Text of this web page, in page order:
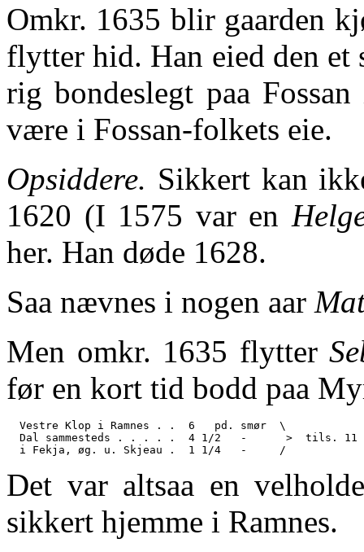
Omkr. 1635 blir gaarden
flytter hid. Han eied den et
rig bondeslegt paa
være i Fossan-folkets eie.
Opsiddere. Sikkert kan
1620 (I 1575 var en
her. Han døde 1628.
Saa nævnes i nogen aar
Men omkr. 1635 flytter
før en kort tid bodd paa
  Vestre Klop i Ramnes . .  6   pd. smør  \
Dal sammesteds . . . . .  4 1/2   -      >  tils. 11
Det var altsaa en
sikkert hjemme i Ramnes.